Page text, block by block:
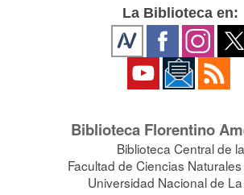
La Biblioteca en:
Biblioteca Florentino
Biblioteca Central de la
Facultad de Ciencias
Universidad Nacional de